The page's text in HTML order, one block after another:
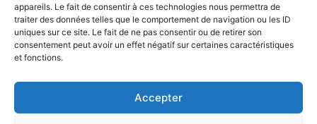
appareils. Le fait de consentir à ces technologies nous permettra de
traiter des données telles que le comportement de navigation ou les ID
uniques sur ce site. Le fait de ne pas consentir ou de retirer son
consentement peut avoir un effet négatif sur certaines caractéristiques
et fonctions.
Accepter
© Copyright 2026, Tous droits réservés |Bromance
Bien-Être : Yoga, Bien-être, Nutrition et Sport
L’équipe
Régime Savoir Maigrir.fr : La méthode Jean-Michel Cohen pour